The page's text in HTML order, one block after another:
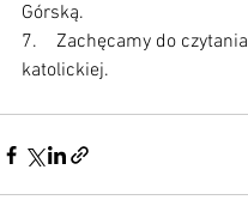
Górską.
7.    Zachęcamy do
katolickiej.